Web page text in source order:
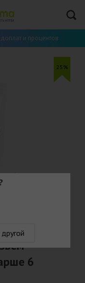
и процентов
25%
6